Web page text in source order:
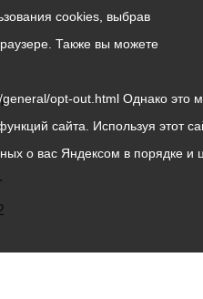
cookies, выбрав
Также вы можете
opt-out.html Однако это
сайта. Используя этот
о вас Яндексом в порядке и